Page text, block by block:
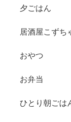
夕ごはん
居酒屋こずち
おやつ
お弁当
ひとり朝ごは